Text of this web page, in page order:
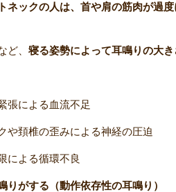
ネックの人は、首や肩の筋肉が過
ど、 寝る姿勢によって耳鳴りの大き
張による血流不足
や頚椎の歪みによる神経の圧迫
による循環不良
がする（動作依存性の耳鳴り）